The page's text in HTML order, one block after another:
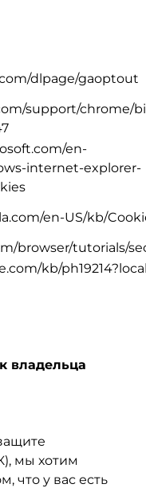
dlpage/gaoptout
support/chrome/
en-
internet-explorer-
en-US/kb/
browser/tutorials/
kb/
владельца
мы хотим
что у вас есть